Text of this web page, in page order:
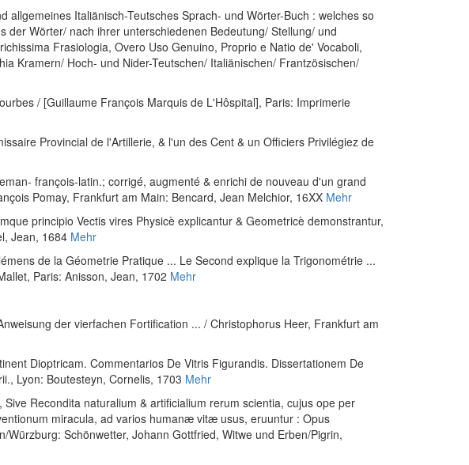
allgemeines Italiänisch-Teutsches Sprach- und Wörter-Buch : welches so
Wörter/ nach ihrer unterschiedenen Bedeutung/ Stellung/ und
Frasiologia, Overo Uso Genuino, Proprio e Natio de' Vocaboli,
Kramern/ Hoch- und Nider-Teutschen/ Italiänischen/ Frantzösischen/
/ [Guillaume François Marquis de L'Hôspital], Paris: Imprimerie
Provincial de l'Artillerie, & l'un des Cent & un Officiers Privilégiez de
françois-latin.; corrigé, augmenté & enrichi de nouveau d'un grand
Pomay, Frankfurt am Main: Bencard, Jean Melchior, 16XX Mehr
principio Vectis vires Physicè explicantur & Geometricè demonstrantur,
Jean, 1684 Mehr
de la Géometrie Pratique ... Le Second explique la Trigonométrie ...
, Paris: Anisson, Jean, 1702 Mehr
der vierfachen Fortification ... / Christophorus Heer, Frankfurt am
Dioptricam. Commentarios De Vitris Figurandis. Dissertationem De
, Lyon: Boutesteyn, Cornelis, 1703 Mehr
Recondita naturalium & artificialium rerum scientia, cujus ope per
miracula, ad varios humanæ vitæ usus, eruuntur : Opus
Würzburg: Schönwetter, Johann Gottfried, Witwe und Erben/Pigrin,